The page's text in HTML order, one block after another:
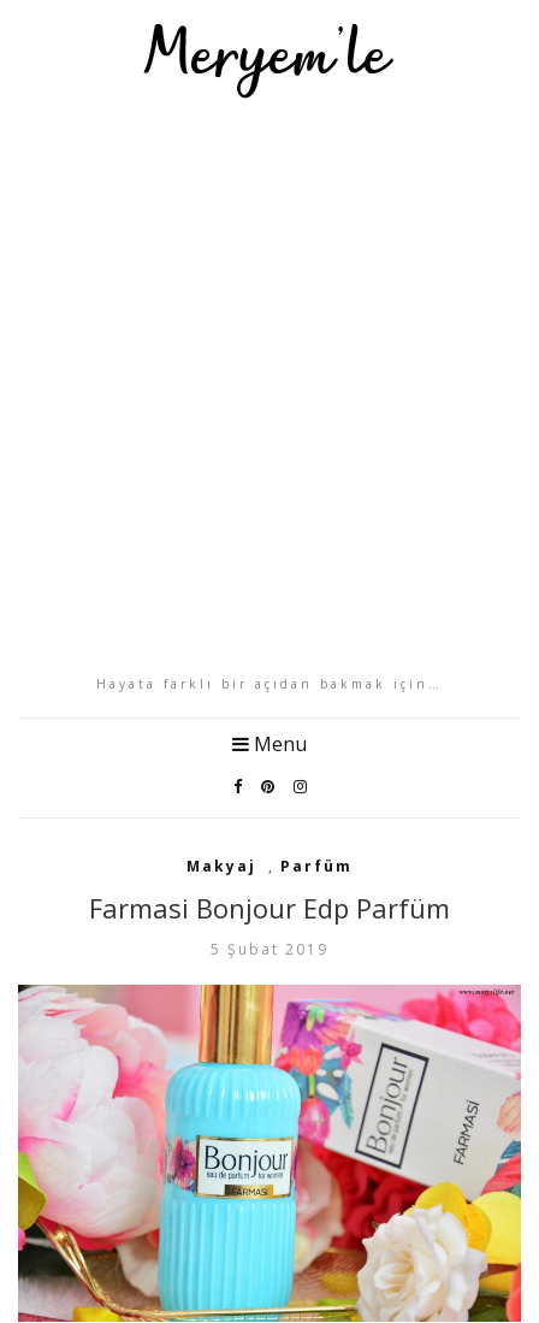
Hayata farklı bir açıdan bakmak için…
Menu
Makyaj , Parfüm
Farmasi Bonjour Edp Parfüm
5 Şubat 2019